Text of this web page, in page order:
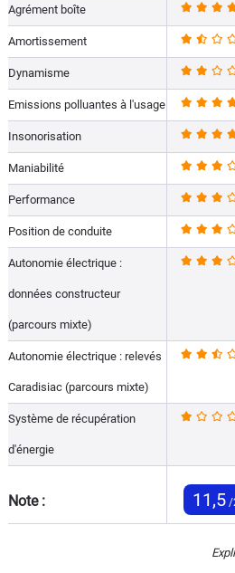
Agrément boîte
Amortissement
Dynamisme
Emissions polluantes à l'usage
Insonorisation
Maniabilité
Performance
Position de conduite
Autonomie électrique :
données constructeur
(parcours mixte)
Autonomie électrique : relevés
Caradisiac (parcours mixte)
Système de récupération
d'énergie
Note : 11,5/